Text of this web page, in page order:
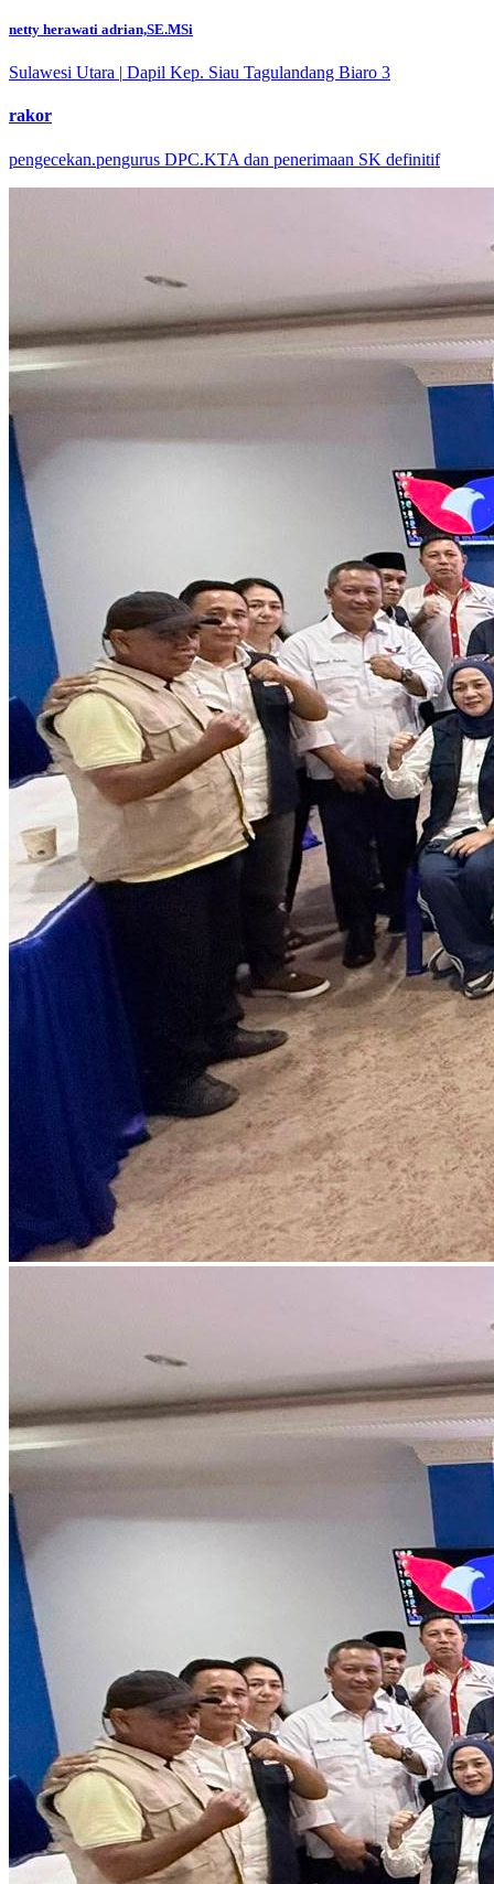
netty herawati adrian,SE.MSi
Sulawesi Utara | Dapil Kep. Siau Tagulandang Biaro 3
rakor
pengecekan.pengurus DPC.KTA dan penerimaan SK definitif